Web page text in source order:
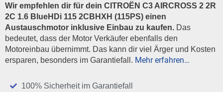
Wir empfehlen dir für dein CITROËN C3 AIRCROSS 2 2R
2C 1.6 BlueHDi 115 2CBHXH (115PS) einen
Austauschmotor inklusive Einbau zu kaufen. Das
bedeutet, dass der Motor Verkäufer ebenfalls den
Motoreinbau übernimmt. Das kann dir viel Ärger und Kosten
ersparen, besonders im Garantiefall. Mehr erfahren…
100% Sicherheit im Garantiefall